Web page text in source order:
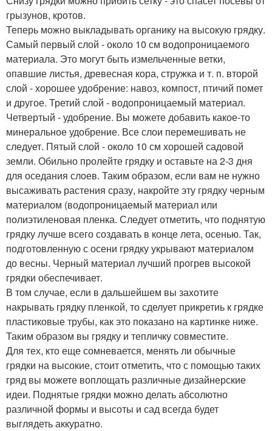
грызунов, кротов.
Теперь можно выкладывать органику на высокую грядку.
Самый первый слой - около 10 см водопроницаемого
материала. Это могут быть измельченные ветки,
опавшие листья, древесная кора, стружка и т. п. второй
слой - хорошее удобрение: навоз, компост, птичий помет
и другое. Третий слой - водопроницаемый материал.
Четвертый - удобрение. Вы можете добавить какое-то
минеральное удобрение. Все слои перемешивать не
следует. Пятый слой - около 10 см хорошей садовой
земли. Обильно пролейте грядку и оставьте на 2-3 дня
для оседания слоев. Таким образом, если вам не нужно
высаживать растения сразу, накройте эту грядку черным
материалом (водопроницаемый материал или
полиэтиленовая пленка. Следует отметить, что поднятую
грядку лучше всего создавать в конце лета, осенью. Так,
подготовленную с осени грядку укрывают материалом
до весны. Черный материал лучший прогрев высокой
грядки обеспечивает.
В том случае, если в дальшейшем вы захотите
накрывать грядку пленкой, то сделует прикретиь к грядке
пластиковые трубы, как это показано на картинке ниже.
Таким образом вы грядку и тепличку совместите.
Для тех, кто еще сомневается, менять ли обычные
грядки на высокие, стоит отметить, что с помощью таких
гряд вы можете воплощать различные дизайнерские
идеи. Поднятые грядки можно делать абсолютно
различной формы и высоты и сад всегда будет
выглядеть аккуратно.